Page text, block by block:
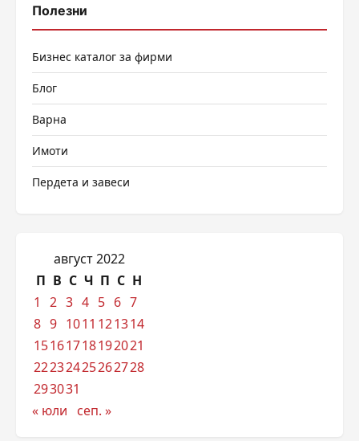
Полезни
Бизнес каталог за фирми
Блог
Варна
Имоти
Пердета и завеси
август 2022
П В С Ч П С Н
1
2 3 4 5 6 7
8 9 1011 121314
15161718192021
22232425262728
293031
« юли
сеп. »